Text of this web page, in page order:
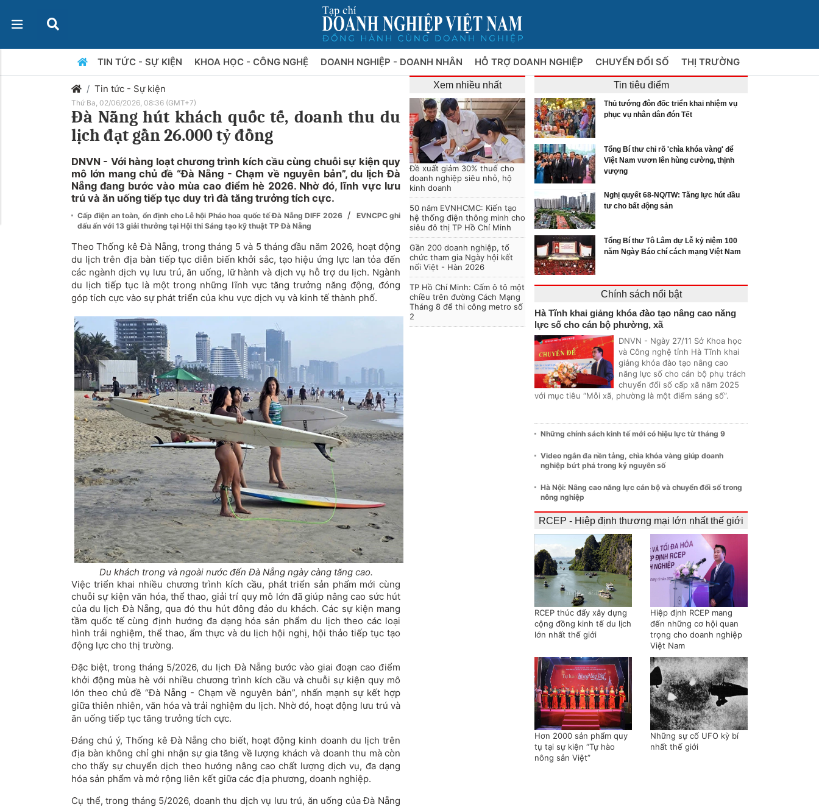
TIN TỨC - SỰ KIỆN KHOA HỌC - CÔNG NGHỆ DOANH NGHIỆP - DOANH NHÂN HỖ TRỢ DOANH NGHIỆP CHUYỂN ĐỔI SỐ THỊ TRƯỜNG
Tin tức - Sự kiện
Thứ Ba, 02/06/2026, 08:36 (GMT+7)
Đà Nẵng hút khách quốc tế, doanh thu du
lịch đạt gần 26.000 tỷ đồng
DNVN - Với hàng loạt chương trình kích cầu cùng chuỗi sự kiện quy
mô lớn mang chủ đề “Đà Nẵng - Chạm về nguyên bản”, du lịch Đà
Nẵng đang bước vào mùa cao điểm hè 2026. Nhờ đó, lĩnh vực lưu
trú và ăn uống tiếp tục duy trì đà tăng trưởng tích cực.
Cấp điện an toàn, ổn định cho Lễ hội Pháo hoa quốc tế Đà Nẵng DIFF 2026 /
EVNCPC ghi
dấu ấn với 13 giải thưởng tại Hội thi Sáng tạo kỹ thuật TP Đà Nẵng
Theo Thống kê Đà Nẵng, trong tháng 5 và 5 tháng đầu năm 2026, hoạt động
du lịch trên địa bàn tiếp tục diễn biến khởi sắc, tạo hiệu ứng lực lan tỏa đến
các ngành dịch vụ lưu trú, ăn uống, lữ hành và dịch vụ hỗ trợ du lịch. Ngành
du lịch tiếp tục là một trong những lĩnh vực tăng trưởng năng động, đóng
góp tích cực vào sự phát triển của khu vực dịch vụ và kinh tế thành phố.
Du khách trong và ngoài nước đến Đà Nẵng ngày càng tăng cao.
Việc triển khai nhiều chương trình kích cầu, phát triển sản phẩm mới cùng
chuỗi sự kiện văn hóa, thể thao, giải trí quy mô lớn đã giúp nâng cao sức hút
của du lịch Đà Nẵng, qua đó thu hút đông đảo du khách. Các sự kiện mang
tầm quốc tế cùng định hướng đa dạng hóa sản phẩm du lịch theo các loại
hình trải nghiệm, thể thao, ẩm thực và du lịch hội nghị, hội thảo tiếp tục tạo
động lực cho thị trường.
Đặc biệt, trong tháng 5/2026, du lịch Đà Nẵng bước vào giai đoạn cao điểm
khởi động mùa hè với nhiều chương trình kích cầu và chuỗi sự kiện quy mô
lớn theo chủ đề “Đà Nẵng - Chạm về nguyên bản”, nhấn mạnh sự kết hợp
giữa thiên nhiên, văn hóa và trải nghiệm du lịch. Nhờ đó, hoạt động lưu trú và
ăn uống tiếp tục tăng trưởng tích cực.
Đáng chú ý, Thống kê Đà Nẵng cho biết, hoạt động kinh doanh du lịch trên
địa bàn không chỉ ghi nhận sự gia tăng về lượng khách và doanh thu mà còn
cho thấy sự chuyển dịch theo hướng nâng cao chất lượng dịch vụ, đa dạng
hóa sản phẩm và mở rộng liên kết giữa các địa phương, doanh nghiệp.
Cụ thể, trong tháng 5/2026, doanh thu dịch vụ lưu trú, ăn uống của Đà Nẵng
Xem nhiều nhất
Đề xuất giảm 30% thuế cho
doanh nghiệp siêu nhỏ, hộ
kinh doanh
50 năm EVNHCMC: Kiến tạo
hệ thống điện thông minh cho
siêu đô thị TP Hồ Chí Minh
Gần 200 doanh nghiệp, tổ
chức tham gia Ngày hội kết
nối Việt - Hàn 2026
TP Hồ Chí Minh: Cấm ô tô một
chiều trên đường Cách Mạng
Tháng 8 để thi công metro số
2
Tin tiêu điểm
Thủ tướng đôn đốc triển khai nhiệm vụ
phục vụ nhân dân đón Tết
Tổng Bí thư chỉ rõ 'chìa khóa vàng' để
Việt Nam vươn lên hùng cường, thịnh
vượng
Nghị quyết 68-NQ/TW: Tăng lực hút đầu
tư cho bất động sản
Tổng Bí thư Tô Lâm dự Lễ kỷ niệm 100
năm Ngày Báo chí cách mạng Việt Nam
Chính sách nổi bật
Hà Tĩnh khai giảng khóa đào tạo nâng cao năng
lực số cho cán bộ phường, xã
DNVN - Ngày 27/11 Sở Khoa học
và Công nghệ tỉnh Hà Tĩnh khai
giảng khóa đào tạo nâng cao
năng lực số cho cán bộ phụ trách
chuyển đổi số cấp xã năm 2025
với mục tiêu “Mỗi xã, phường là một điểm sáng số”.
Những chính sách kinh tế mới có hiệu lực từ tháng 9
Video ngắn đa nền tảng, chìa khóa vàng giúp doanh
nghiệp bứt phá trong kỷ nguyên số
Hà Nội: Nâng cao năng lực cán bộ và chuyển đổi số trong
nông nghiệp
RCEP - Hiệp định thương mại lớn nhất thế giới
RCEP thúc đẩy xây dựng
cộng đồng kinh tế du lịch
lớn nhất thế giới
Hiệp định RCEP mang
đến những cơ hội quan
trọng cho doanh nghiệp
Việt Nam
Hơn 2000 sản phẩm quy
tụ tại sự kiện “Tự hào
nông sản Việt”
Những sự cố UFO kỳ bí
nhất thế giới